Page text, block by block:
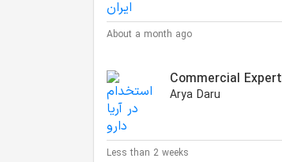
About a month ago
Commercial Expert
Arya Daru
Less than 2 weeks